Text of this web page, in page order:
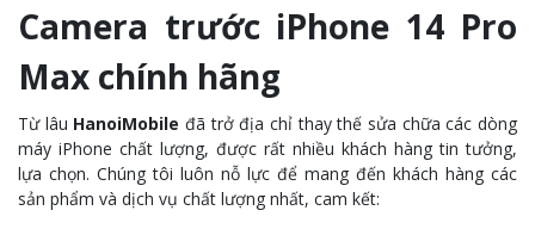
Camera trước iPhone 14 Pro
Max chính hãng
Từ lâu HanoiMobile đã trở địa chỉ thay thế sửa chữa các dòng
máy iPhone chất lượng, được rất nhiều khách hàng tin tưởng,
lựa chọn. Chúng tôi luôn nỗ lực để mang đến khách hàng các
sản phẩm và dịch vụ chất lượng nhất, cam kết: